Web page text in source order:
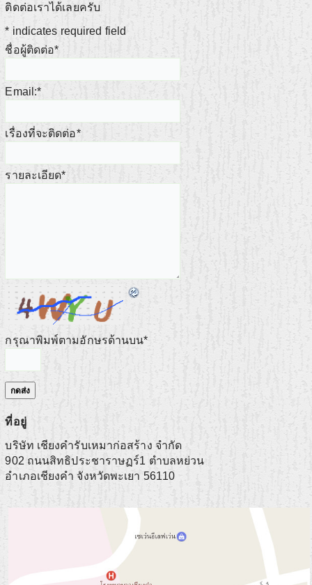
ติดต่อเราได้เลยครับ
* indicates required field
ชื่อผู้ติดต่อ*
Email:*
เรื่องที่จะติดต่อ*
รายละเอียด*
กรุณาพิมพ์ตามอักษรด้านบน*
ที่อยู่
บริษัท เชียงคำรับเหมาก่อสร้าง จำกัด
902 ถนนสิทธิประชาราษฏร์1 ตำบลหย่วน
อำเภอเชียงคำ จังหวัดพะเยา 56110